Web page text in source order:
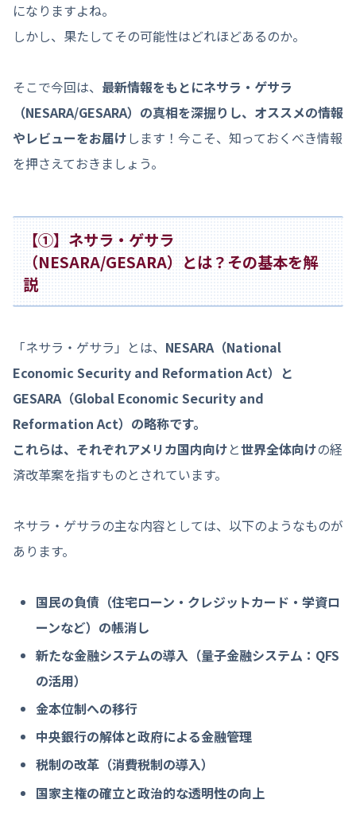
になりますよね。
しかし、果たしてその可能性はどれほどあるのか。
そこで今回は、 最新情報をもとにネサラ・ゲサラ
（NESARA/GESARA）の真相を深掘りし、オススメの情報
やレビューをお届け します！今こそ、知っておくべき情報
を押さえておきましょう。
【①】ネサラ・ゲサラ
（NESARA/GESARA）とは？その基本を解
説
「ネサラ・ゲサラ」とは、 NESARA（National
Economic Security and Reformation Act）と
GESARA（Global Economic Security and
Reformation Act）の略称です。
これらは、それぞれアメリカ国内向けと世界全体向けの経
済改革案を指すものとされています。
ネサラ・ゲサラの主な内容としては、以下のようなものが
あります。
国民の負債（住宅ローン・クレジットカード・学資ロ
ーンなど）の帳消し
新たな金融システムの導入（量子金融システム：QFS
の活用）
金本位制への移行
中央銀行の解体と政府による金融管理
税制の改革（消費税制の導入）
国家主権の確立と政治的な透明性の向上